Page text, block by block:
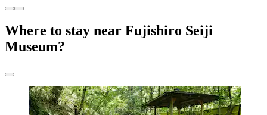
Where to stay near Fujishiro Seiji
Museum?